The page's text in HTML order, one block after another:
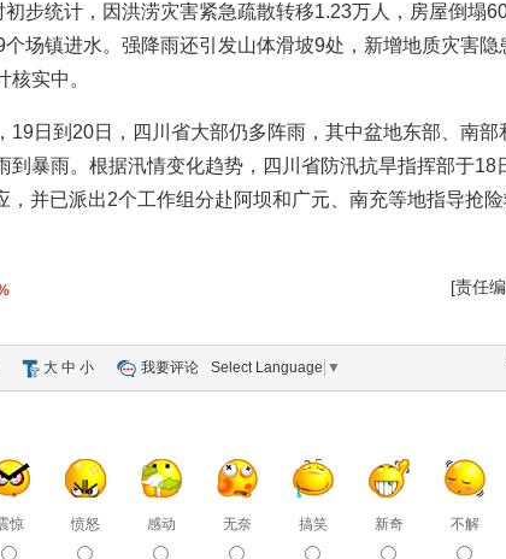
步统计，因洪涝灾害紧急疏散转移1.23万人，房屋倒塌60
场镇进水。强降雨还引发山体滑坡9处，新增地质灾害隐
实中。
19日到20日，四川省大部仍多阵雨，其中盆地东部、南部
到暴雨。根据汛情变化趋势，四川省防汛抗旱指挥部于18
，并已派出2个工作组分赴阿坝和广元、南充等地指导抢
[责任
大 中 小 我要评论 Select Language ▼
惊 愤怒 感动 无奈 搞笑 新奇 不解